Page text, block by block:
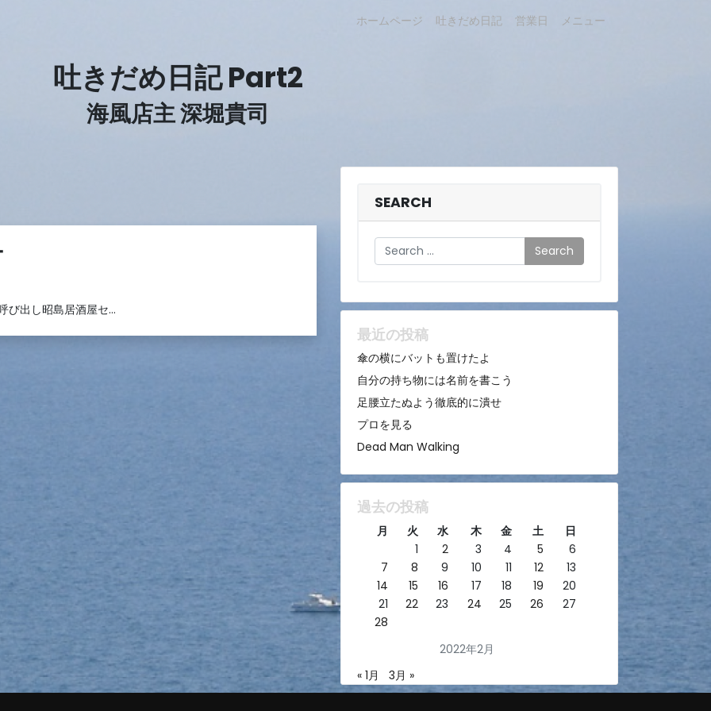
ホームページ 吐きだめ日記 営業日 メニュー
吐きだめ日記 Part2
海風店主 深堀貴司
び出し昭島居酒屋セ…
SEARCH
Search
最近の投稿
傘の横にバットも置けたよ
自分の持ち物には名前を書こう
足腰立たぬよう徹底的に潰せ
プロを見る
Dead Man Walking
過去の投稿
2022年2月
月 火 水 木 金 土
日
1
2 3 4 5
6
7
8 9 10 11 12
13
14
15 16 17 18 19
20
21
22 23 24 25 26
27
28
« 1月 3月 »